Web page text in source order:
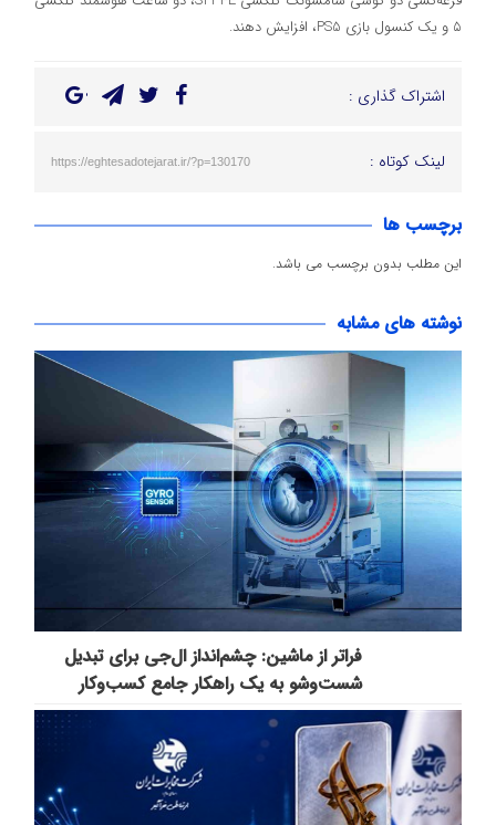
۵ و یک کنسول بازی PS5، افزایش دهند.
اشتراک گذاری :
لینک کوتاه : https://eghtesadotejarat.ir/?p=130170
برچسب ها
این مطلب بدون برچسب می باشد.
نوشته های مشابه
فراتر از ماشین: چشم‌انداز ال‌جی برای تبدیل
شست‌وشو به یک راهکار جامع کسب‌وکار